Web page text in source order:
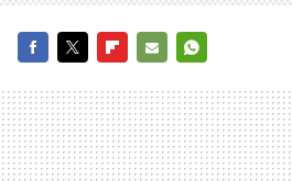
MAIL